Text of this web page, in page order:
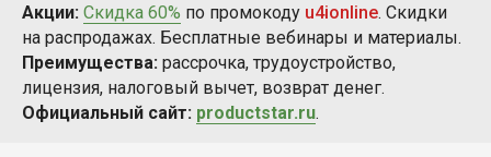
Акции: Скидка 60% по промокоду u4ionline. Скидки
на распродажах. Бесплатные вебинары и материалы.
Преимущества: рассрочка, трудоустройство,
лицензия, налоговый вычет, возврат денег.
Официальный сайт: productstar.ru.